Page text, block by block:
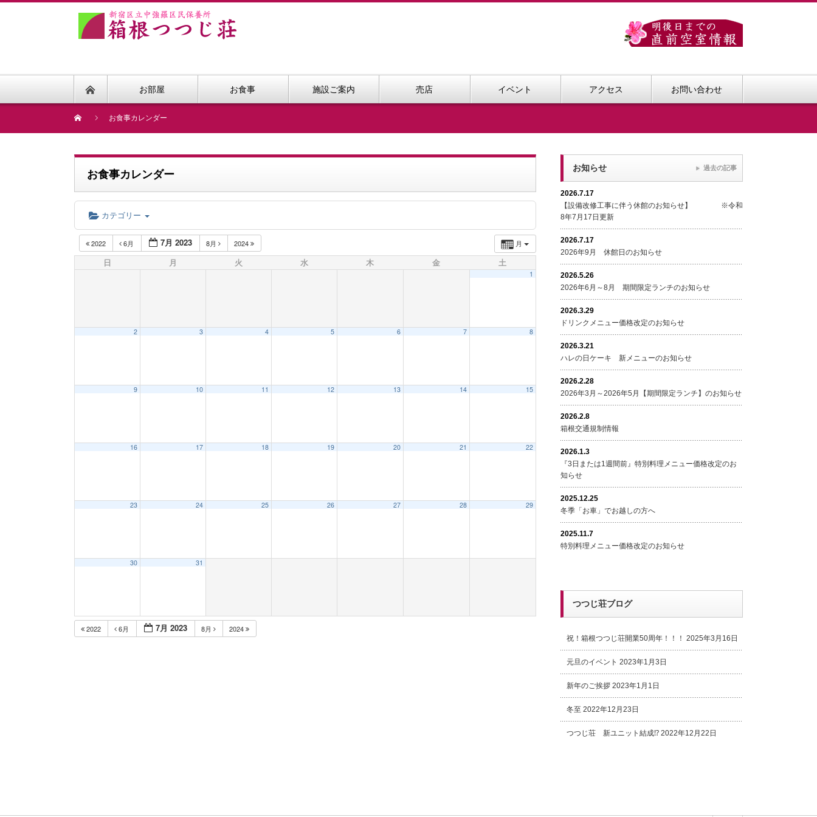
お部屋 お食事 施設ご案内 売店 イベント アクセス お問い合わせ
お食事カレンダー
お食事カレンダー
カテゴリー
月
2022 6月 7月 2023 8月 2024
日 月 火 水 木 金 土
1
2 3 4 5 6 7 8
9 10 11 12 13 14 15
16 17 18 19 20 21 22
23 24 25 26 27 28 29
30 31
2022 6月 7月 2023 8月 2024
お知らせ
2026.7.17
【設備改修工事に伴う休館のお知らせ】 ※令和
8年7月17日更新
2026.7.17
2026年9月 休館日のお知らせ
2026.5.26
2026年6月～8月 期間限定ランチのお知らせ
2026.3.29
ドリンクメニュー価格改定のお知らせ
2026.3.21
ハレの日ケーキ 新メニューのお知らせ
2026.2.28
2026年3月～2026年5月【期間限定ランチ】のお知らせ
2026.2.8
箱根交通規制情報
2026.1.3
『3日または1週間前』特別料理メニュー価格改定のお
知らせ
2025.12.25
冬季「お車」でお越しの方へ
2025.11.7
特別料理メニュー価格改定のお知らせ
過去の記事
つつじ荘ブログ
祝！箱根つつじ荘開業50周年！！！ 2025年3月16日
元旦のイベント 2023年1月3日
新年のご挨拶 2023年1月1日
冬至 2022年12月23日
つつじ荘 新ユニット結成⁉ 2022年12月22日